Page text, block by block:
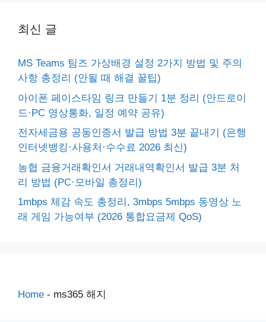
최신 글
MS Teams 팀즈 가상배경 설정 2가지 방법 및 주의
사항 총정리 (안될 때 해결 꿀팁)
아이폰 페이스타임 링크 만들기 1분 정리 (안드로이
드·PC 영상통화, 일정 예약 공유)
전자세금용 공동인증서 발급 방법 3분 끝내기 (은행
인터넷뱅킹·사용처·수수료 2026 최신)
농협 금융거래확인서 거래내역확인서 발급 3분 처
리 방법 (PC·모바일 총정리)
1mbps 체감 속도 총정리, 3mbps 5mbps 동영상 노
래 게임 가능여부 (2026 통합요금제 QoS)
Home - ms365 해지